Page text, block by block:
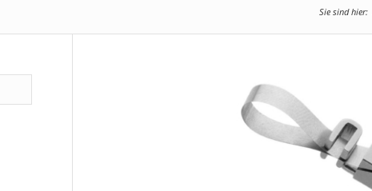
Sie sind hier: